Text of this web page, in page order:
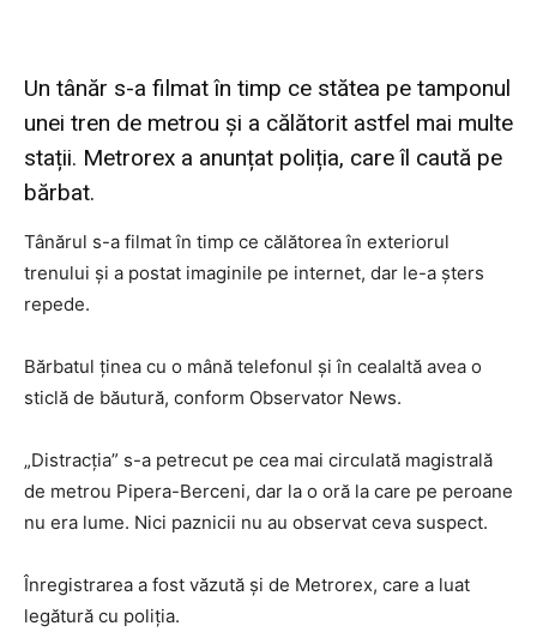
Un tânăr s-a filmat în timp ce stătea pe tamponul
unei tren de metrou și a călătorit astfel mai multe
stații. Metrorex a anunțat poliția, care îl caută pe
bărbat.
Tânărul s-a filmat în timp ce călătorea în exteriorul
trenului și a postat imaginile pe internet, dar le-a șters
repede.
Bărbatul ținea cu o mână telefonul și în cealaltă avea o
sticlă de băutură, conform Observator News.
„Distracția” s-a petrecut pe cea mai circulată magistrală
de metrou Pipera-Berceni, dar la o oră la care pe peroane
nu era lume. Nici paznicii nu au observat ceva suspect.
Înregistrarea a fost văzută și de Metrorex, care a luat
legătură cu poliția.